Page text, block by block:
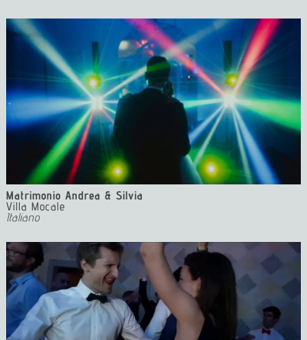
Matrimonio Andrea & Silvia
Villa Mocale
Italiano2 Wedding Dj Toscana Wedding Dj Florence Wedding Dj